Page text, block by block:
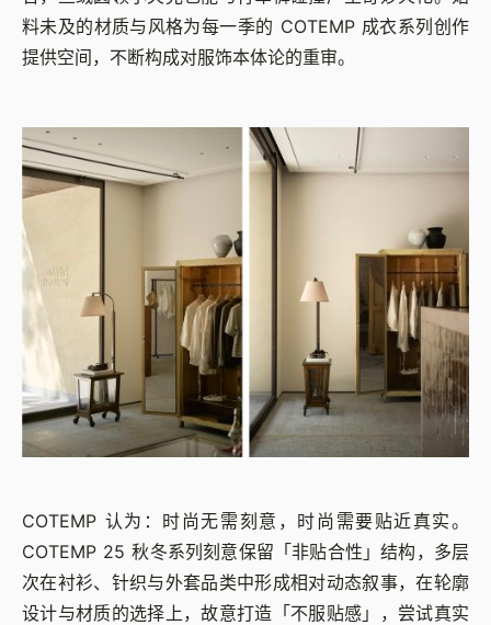
料未及的材质与风格为每一季的 COTEMP 成衣系列创作
提供空间，不断构成对服饰本体论的重审。
COTEMP 认为：时尚无需刻意，时尚需要贴近真实。
COTEMP 25 秋冬系列刻意保留「非贴合性」结构，多层
次在衬衫、针织与外套品类中形成相对动态叙事，在轮廓
设计与材质的选择上，故意打造「不服贴感」，尝试真实